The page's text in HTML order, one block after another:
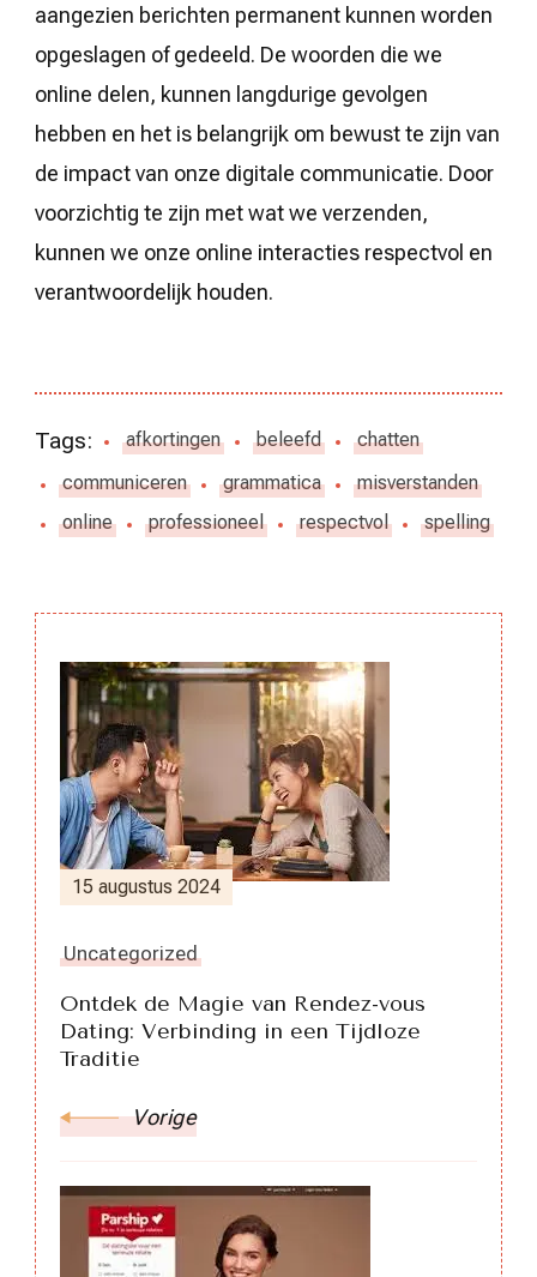
aangezien berichten permanent kunnen worden
opgeslagen of gedeeld. De woorden die we
online delen, kunnen langdurige gevolgen
hebben en het is belangrijk om bewust te zijn van
de impact van onze digitale communicatie. Door
voorzichtig te zijn met wat we verzenden,
kunnen we onze online interacties respectvol en
verantwoordelijk houden.
Tags: afkortingen beleefd
chatten
communiceren
grammatica
misverstanden
online
professioneel respectvol spelling
Berichtnavigatie
15 augustus 2024
Uncategorized
Ontdek de Magie van Rendez-vous
Dating: Verbinding in een Tijdloze
Traditie
Vorige